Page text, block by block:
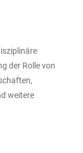
der Rolle von
weitere